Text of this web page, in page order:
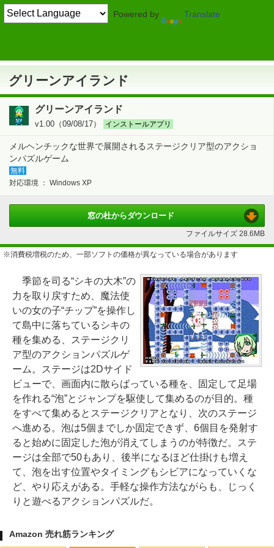
Powered by Translate
グリーンアイランド
グリーンアイランド
v1.00（09/08/17） インストールアプリ
メルヘンチックな世界で展開されるステージクリア型のアクショ
ンパズルゲーム
無料
対応環境 ： Windows XP
窓の杜からダウンロード
ファイルサイズ28.6MB
※消費税増税のため、一部ソフトの価格が異なっている場合があります
季節を司る“シキの大木”の
力を取り戻すため、魔法使
いの女の子“チップ”を操作し
て島中に落ちているシキの
種を集める、ステージクリ
ア型のアクションパズルゲ
ーム。ステージは2Dサイド
ビューで、画面内に散らばっている種を、固定して足場
を作れる“泡”とジャンプを駆使して集めるのが目的。種
をすべて集めるとステージクリアとなり、次のステージ
へ進める。泡は5個までしか固定できず、6個目を発射す
ると始めに固定した泡が消えてしまうのが特徴だ。ステ
ージは全部で50もあり、後半になるほど仕掛けも増え
て、泡を出す位置やタイミングもシビアになっていくな
ど、やり応えがある。手軽な操作方法ながらも、じっく
りと遊べるアクションパズルだ。
Amazon 売れ筋ランキング